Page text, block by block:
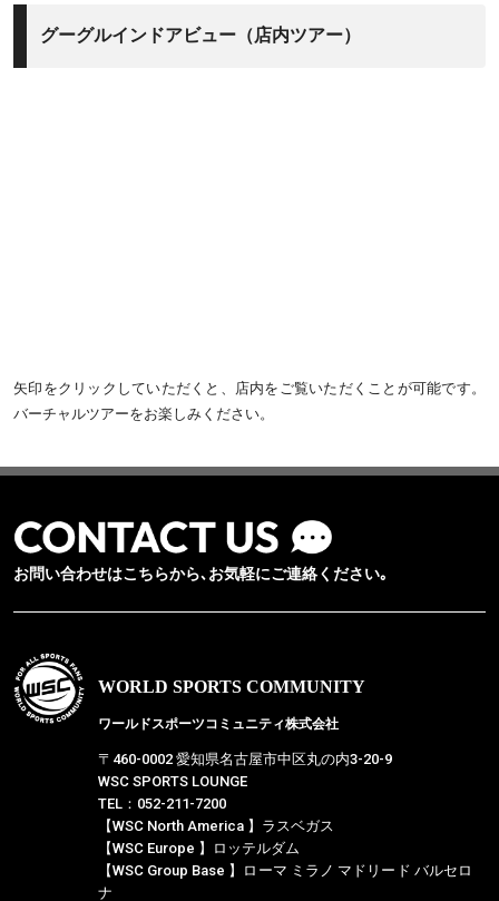
グーグルインドアビュー（店内ツアー）
矢印をクリックしていただくと、店内をご覧いただくことが可能です。
バーチャルツアーをお楽しみください。
お問い合わせはこちらから､お気軽にご連絡ください｡
WORLD SPORTS COMMUNITY
ワールドスポーツコミュニティ株式会社
〒460-0002 愛知県名古屋市中区丸の内3-20-9
WSC SPORTS LOUNGE
TEL：052-211-7200
【WSC North America 】ラスベガス
【WSC Europe 】ロッテルダム
【WSC Group Base 】ローマ ミラノ マドリード バルセロ
ナ